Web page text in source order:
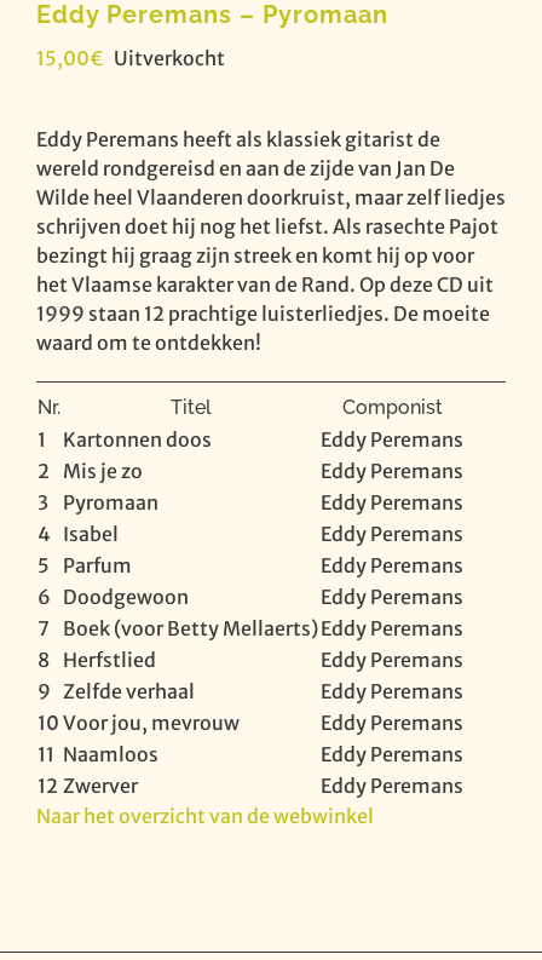
Eddy Peremans – Pyromaan
15,00€ Uitverkocht
Eddy Peremans heeft als klassiek gitarist de
wereld rondgereisd en aan de zijde van Jan De
Wilde heel Vlaanderen doorkruist, maar zelf liedjes
schrijven doet hij nog het liefst. Als rasechte Pajot
bezingt hij graag zijn streek en komt hij op voor
het Vlaamse karakter van de Rand. Op deze CD uit
1999 staan 12 prachtige luisterliedjes. De moeite
waard om te ontdekken!
Nr. Titel Componist
1 Kartonnen doos
Eddy Peremans
2
Mis je zo
Eddy Peremans
3
Pyromaan
Eddy Peremans
4 Isabel
Eddy Peremans
5
Parfum
Eddy Peremans
6 Doodgewoon
Eddy Peremans
7
Boek (voor Betty Mellaerts)Eddy Peremans
8 Herfstlied
Eddy Peremans
9 Zelfde verhaal
Eddy Peremans
10 Voor jou, mevrouw
Eddy Peremans
11 Naamloos
Eddy Peremans
12 Zwerver
Eddy Peremans
Naar het overzicht van de webwinkel